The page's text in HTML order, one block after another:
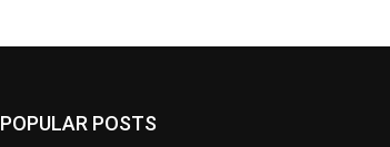
POPULAR POSTS